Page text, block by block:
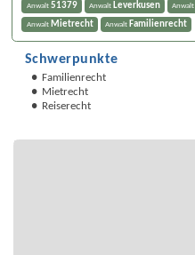
Anwalt 51379 Anwalt Leverkusen Anwalt
Anwalt Mietrecht Anwalt Familienrecht
Schwerpunkte
Familienrecht
Mietrecht
Reiserecht